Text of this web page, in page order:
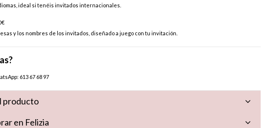
ideal si tenéis invitados internacionales.
€
y los nombres de los invitados, diseñado a juego con tu invitación.
613 67 68 97
producto
en Felizia